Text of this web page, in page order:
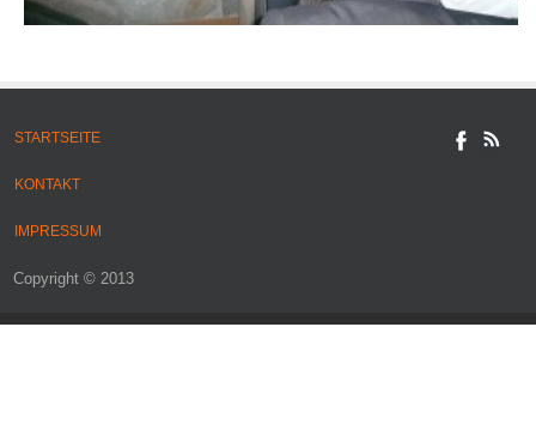
STARTSEITE
KONTAKT
IMPRESSUM
Copyright © 2013